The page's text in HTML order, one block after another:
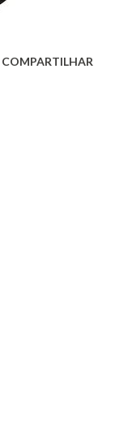
COMPARTILHAR